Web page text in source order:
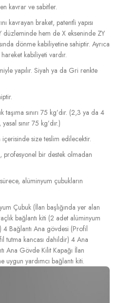
kavrar ve sabitler.
kavrayan braket, patentli yapısı
düzleminde hem de X ekseninde ZY
dönme kabiliyetine sahiptir. Ayrıca
kabiliyeti vardır.
yapılır. Siyah ya da Gri renkte
sınırı 75 kg’dır. (2,3 ya da 4
sınır 75 kg’dır.)
size teslim edilecektir.
profesyonel bir destek olmadan
alüminyum çubukların
Çubuk (İlan başlığında yer alan
bağlantı kiti (2 adet alüminyum
Bağlantı Ana gövdesi (Profil
tutma kancası dahildir) 4 Ana
Ana Gövde Kilit Kapağı İlan
uygun yardımcı bağlantı kiti.